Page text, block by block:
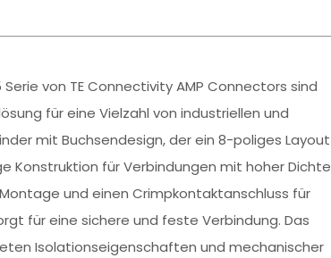
von TE Connectivity AMP Connectors sind
für eine Vielzahl von industriellen und
mit Buchsendesign, der ein 8-poliges Layout
Konstruktion für Verbindungen mit hoher Dichte
und einen Crimpkontaktanschluss für
für eine sichere und feste Verbindung. Das
Isolationseigenschaften und mechanischer